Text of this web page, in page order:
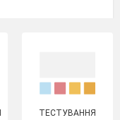
ТЕСТУВАННЯ